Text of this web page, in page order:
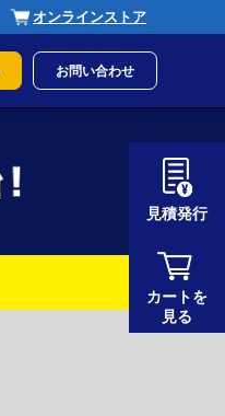
オンラインストア
お問い合わせ
見積発行
カートを
見る